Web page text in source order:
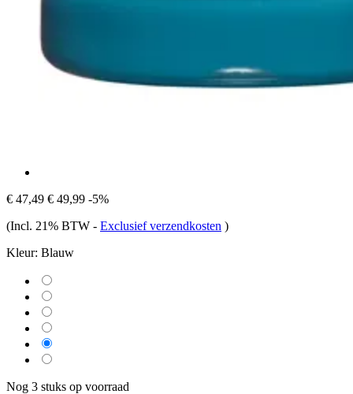
€ 47,49 € 49,99 -5%
(Incl. 21% BTW - Exclusief verzendkosten )
Kleur: Blauw
Nog 3 stuks op voorraad